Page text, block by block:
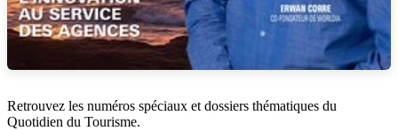
Retrouvez les numéros spéciaux et dossiers thématiques du
Quotidien du Tourisme.